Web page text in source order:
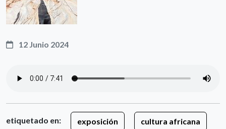
12 Junio 2024
etiquetado en: exposición cultura africana